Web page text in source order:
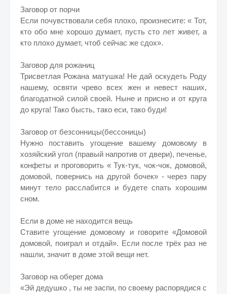
Заговор от порчи
Если почувствовали себя плохо, произнесите: « Тот,
кто обо мне хорошо думает, пусть сто лет живет, а
кто плохо думает, чтоб сейчас же сдох».
Заговор для рожаниц
Трисветлая Рожана матушка! Не дай оскудеть Роду
нашему, освяти чрево всех жен и невест наших,
благодатной силой своей. Ныне и присно и от круга
до круга! Тако бысть, тако еси, тако буди!
Заговор от безсонницы(бессоницы)
Нужно поставить угощение вашему домовому в
хозяйский угол (правый напротив от двери), печенье,
конфеты и проговорить « Тук-тук, чок-чок, домовой,
домовой, повернись на другой бочек» - через пару
минут тело расслабится и будете спать хорошим
сном.
Если в доме не находится вещь
Ставите угощение домовому и говорите «Домовой
домовой, поиграл и отдай». Если после трёх раз не
нашли, значит в доме этой вещи нет.
Заговор на оберег дома
«Эй дедушко , ты не заспи, по своему распорядися с